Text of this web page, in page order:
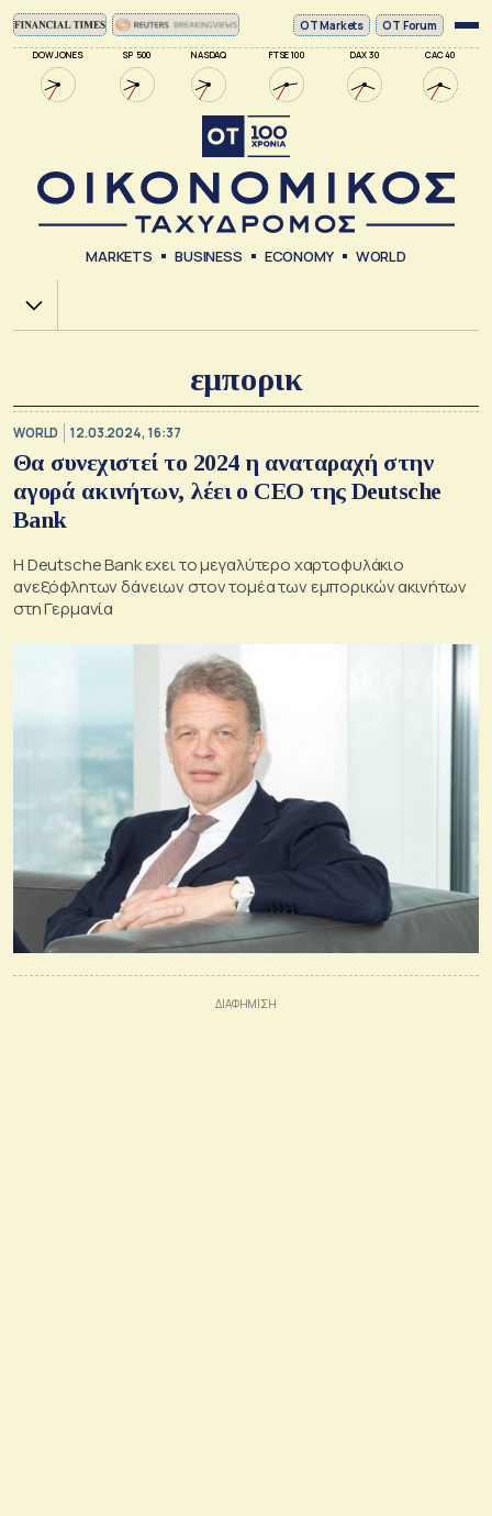
DOW JONES SP 500 NASDAQ FTSE 100 DAX 30 CAC 40
ΟΤ Markets OT Forum
MARKETS BUSINESS ECONOMY WORLD
Χ.Α.
εμπορικ
WORLD 12.03.2024, 16:37
Θα συνεχιστεί το 2024 η αναταραχή στην
αγορά ακινήτων, λέει ο CEO της Deutsche
Bank
Η Deutsche Bank εχει το μεγαλύτερο χαρτοφυλάκιο
ανεξόφλητων δάνειων στον τομέα των εμπορικών ακινήτων
στη Γερμανία